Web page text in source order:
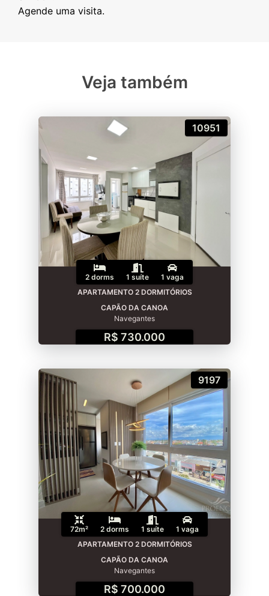
Veja também
10951
2 dorms 1 suíte
1 vaga
APARTAMENTO 2 DORMITÓRIOS
CAPÃO DA CANOA
Navegantes
R$ 730.000
9197
72m² 2 dorms 1 suíte
1 vaga
APARTAMENTO 2 DORMITÓRIOS
CAPÃO DA CANOA
Navegantes
R$ 700.000